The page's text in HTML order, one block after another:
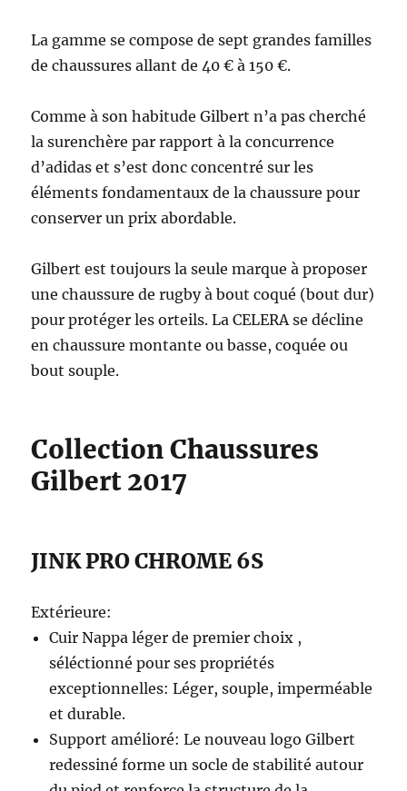
La gamme se compose de sept grandes familles
de chaussures allant de 40 € à 150 €.
Comme à son habitude Gilbert n’a pas cherché
la surenchère par rapport à la concurrence
d’adidas et s’est donc concentré sur les
éléments fondamentaux de la chaussure pour
conserver un prix abordable.
Gilbert est toujours la seule marque à proposer
une chaussure de rugby à bout coqué (bout dur)
pour protéger les orteils. La CELERA se décline
en chaussure montante ou basse, coquée ou
bout souple.
Collection Chaussures
Gilbert 2017
JINK PRO CHROME 6S
Extérieure:
Cuir Nappa léger de premier choix ,
séléctionné pour ses propriétés
exceptionnelles: Léger, souple, imperméable
et durable.
Support amélioré: Le nouveau logo Gilbert
redessiné forme un socle de stabilité autour